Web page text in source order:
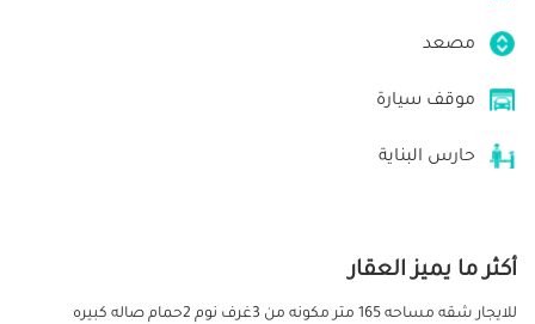
مصعد
موقف سيارة
حارس البناية
أكثر ما يميز العقار
للايجار شقه مساحه 165 متر مكونه من 3غرف نوم 2حمام صاله كبيره